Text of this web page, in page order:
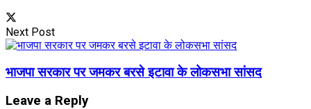
Next Post
भाजपा सरकार पर जमकर बरसे इटावा के लोकसभा सांसद
Leave a Reply